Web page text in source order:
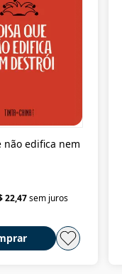
não edifica nem
22,47sem juros